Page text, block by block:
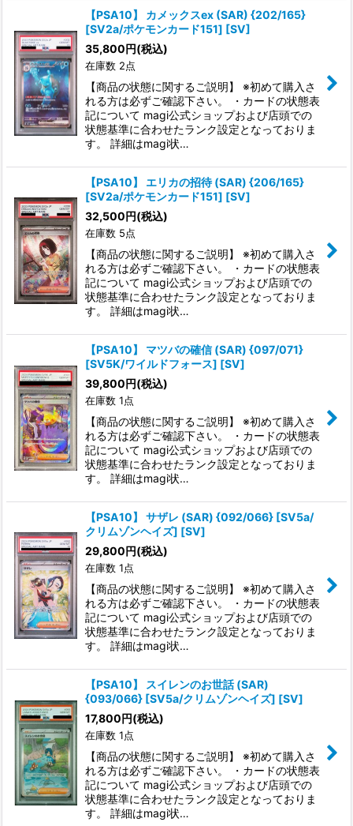
【PSA10】 カメックスex (SAR) {202/165}
[SV2a/ポケモンカード151] [SV]
35,800円(税込)
在庫数 2点
【商品の状態に関するご説明】 ※初めて購入さ
れる方は必ずご確認下さい。 ・カードの状態表
記について magi公式ショップおよび店頭での
状態基準に合わせたランク設定となっておりま
す。 詳細はmagi状…
【PSA10】 エリカの招待 (SAR) {206/165}
[SV2a/ポケモンカード151] [SV]
32,500円(税込)
在庫数 5点
【商品の状態に関するご説明】 ※初めて購入さ
れる方は必ずご確認下さい。 ・カードの状態表
記について magi公式ショップおよび店頭での
状態基準に合わせたランク設定となっておりま
す。 詳細はmagi状…
【PSA10】 マツバの確信 (SAR) {097/071}
[SV5K/ワイルドフォース] [SV]
39,800円(税込)
在庫数 1点
【商品の状態に関するご説明】 ※初めて購入さ
れる方は必ずご確認下さい。 ・カードの状態表
記について magi公式ショップおよび店頭での
状態基準に合わせたランク設定となっておりま
す。 詳細はmagi状…
【PSA10】 サザレ (SAR) {092/066} [SV5a/
クリムゾンヘイズ] [SV]
29,800円(税込)
在庫数 1点
【商品の状態に関するご説明】 ※初めて購入さ
れる方は必ずご確認下さい。 ・カードの状態表
記について magi公式ショップおよび店頭での
状態基準に合わせたランク設定となっておりま
す。 詳細はmagi状…
【PSA10】 スイレンのお世話 (SAR)
{093/066} [SV5a/クリムゾンヘイズ] [SV]
17,800円(税込)
在庫数 1点
【商品の状態に関するご説明】 ※初めて購入さ
れる方は必ずご確認下さい。 ・カードの状態表
記について magi公式ショップおよび店頭での
状態基準に合わせたランク設定となっておりま
す。 詳細はmagi状…